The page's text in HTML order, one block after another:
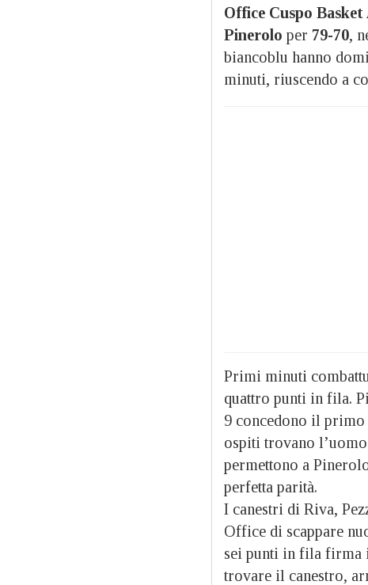
Office Cuspo Basket
Pinerolo per 79-70,
biancoblu hanno
minuti, riuscendo a
Primi minuti
quattro punti in fila.
9 concedono il primo
ospiti trovano
permettono a
perfetta parità.
I canestri di Riva,
Office di scappare
sei punti in fila firma
trovare il canestro,